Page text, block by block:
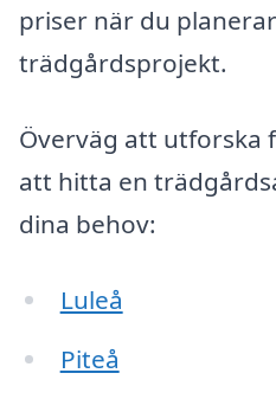
priser när du
trädgårdsprojekt.
Överväg att utforska
att hitta en
dina behov:
Luleå
Piteå